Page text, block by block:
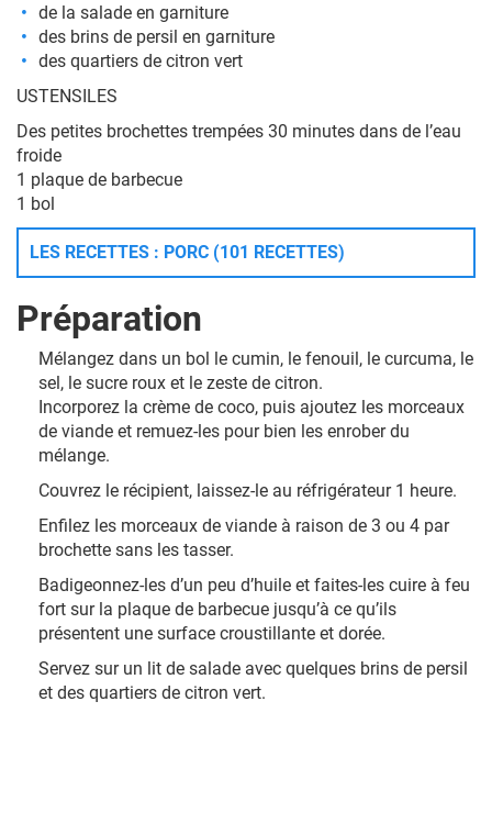
de la salade en garniture
des brins de persil en garniture
des quartiers de citron vert
USTENSILES
Des petites brochettes trempées 30 minutes dans de l’eau
froide
1 plaque de barbecue
1 bol
LES RECETTES : PORC (101 RECETTES)
Préparation
Mélangez dans un bol le cumin, le fenouil, le curcuma, le
sel, le sucre roux et le zeste de citron.
Incorporez la crème de coco, puis ajoutez les morceaux
de viande et remuez-les pour bien les enrober du
mélange.
Couvrez le récipient, laissez-le au réfrigérateur 1 heure.
Enfilez les morceaux de viande à raison de 3 ou 4 par
brochette sans les tasser.
Badigeonnez-les d’un peu d’huile et faites-les cuire à feu
fort sur la plaque de barbecue jusqu’à ce qu’ils
présentent une surface croustillante et dorée.
Servez sur un lit de salade avec quelques brins de persil
et des quartiers de citron vert.